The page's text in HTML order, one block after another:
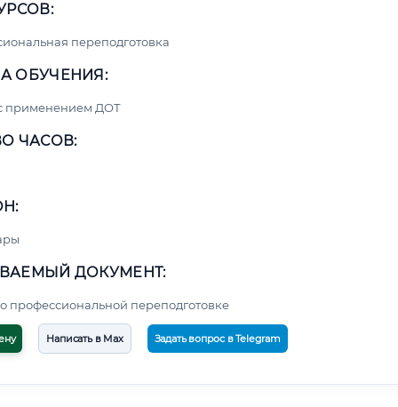
переподготовка
ОБУЧЕНИЯ:
применением ДОТ
ЧАСОВ:
ДОКУМЕНТ:
профессиональной переподготовке
Написать в Max Задать вопрос в Telegram